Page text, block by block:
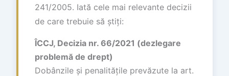
241/2005. Iată cele mai relevante decizii
de care trebuie să știți:
ÎCCJ, Decizia nr. 66/2021 (dezlegare
problemă de drept)
Dobânzile și penalitățile prevăzute la art.